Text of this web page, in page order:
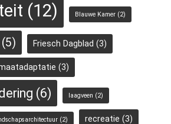
(12) Blauwe Kamer (2)
(5) Friesch Dagblad (3)
(3)
(6) laagveen (2)
(2) recreatie (3)